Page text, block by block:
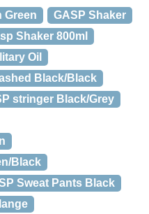
Green
GASP Shaker
Shaker 800ml
Oil
Black/Black
stringer Black/Grey
Black
Sweat Pants Black